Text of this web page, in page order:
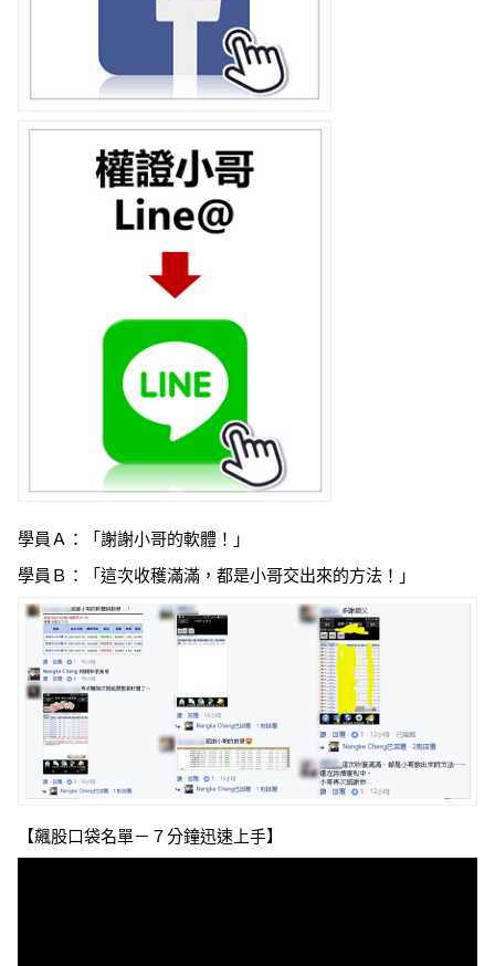
學員Ａ：「謝謝小哥的軟體！」
學員Ｂ：「這次收穫滿滿，都是小哥交出來的方法！」
【飆股口袋名單－７分鐘迅速上手】